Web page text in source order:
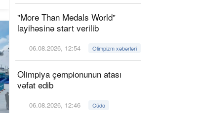
"More Than Medals World"
layihəsinə start verilib
06.08.2026, 12:54 Olimpizm xəbərləri
Olimpiya çempionunun atası
vəfat edib
06.08.2026, 12:46 Cüdo